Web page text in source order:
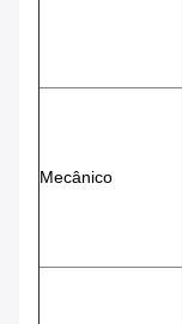
Mecânico